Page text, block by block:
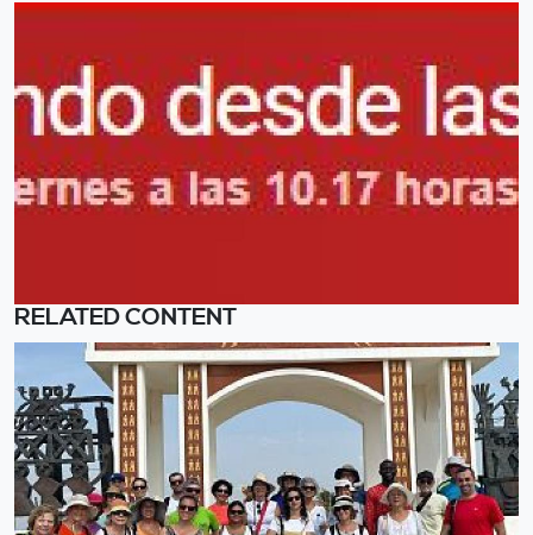
RELATED CONTENT